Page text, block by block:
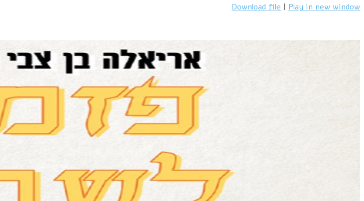
Download file | Play in new window